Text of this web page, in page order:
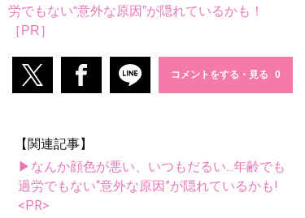
労でもない“意外な原因”が隠れているかも！
［PR］
コメントをする・見る
【関連記事】
▶なんか顔色が悪い、いつもだるい...年齢でも
過労でもない“意外な原因”が隠れているかも!
<PR>